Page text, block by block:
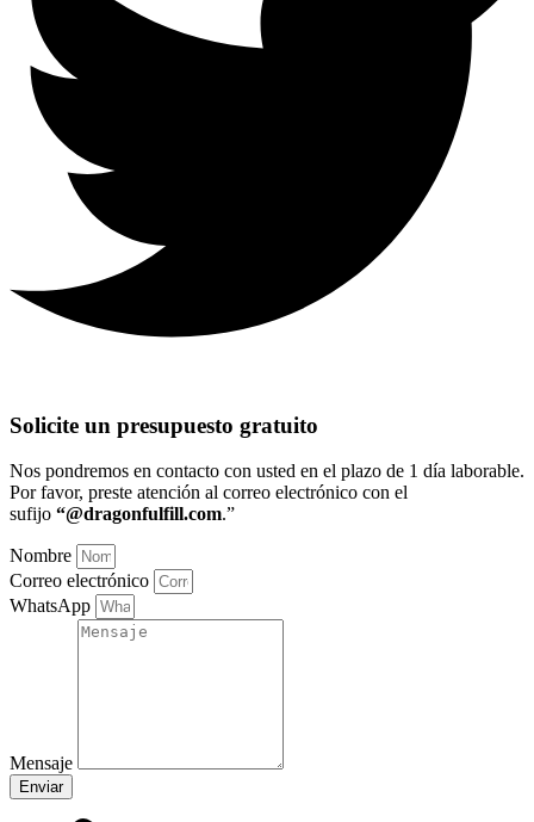
Solicite un presupuesto gratuito
Nos pondremos en contacto con usted en el plazo de 1 día laborable.
Por favor, preste atención al correo electrónico con el
sufijo “@dragonfulfill.com.”
Nombre
Correo electrónico
WhatsApp
Mensaje
Enviar